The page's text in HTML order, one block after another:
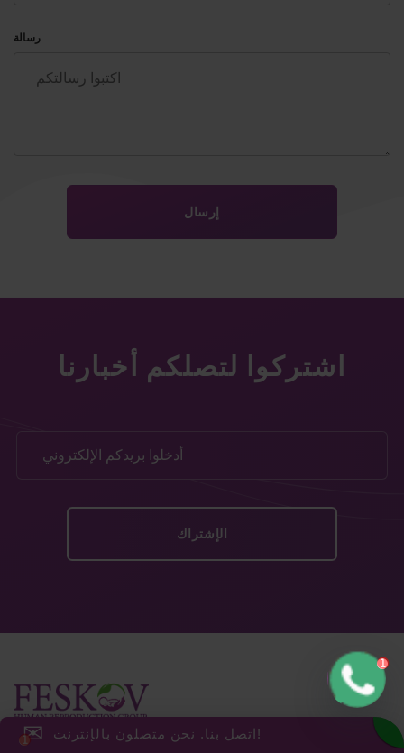
رسالة
اشتركوا لتصلكم أخبارنا
الشبكات الاجتماعية
✉ اتصل بنا. نحن متصلون بالإنترنت!